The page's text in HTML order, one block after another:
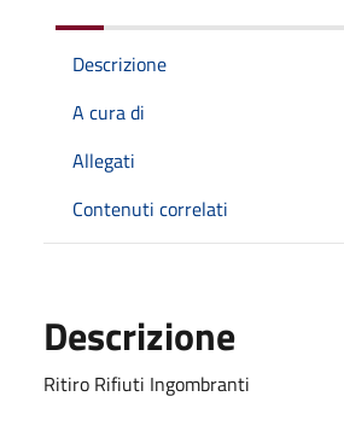
Descrizione
A cura di
Allegati
Contenuti correlati
Descrizione
Ritiro Rifiuti Ingombranti